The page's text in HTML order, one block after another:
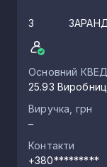
3
Основний КВЕД
25.93
Виручка, грн
–
Контакти
+380*********